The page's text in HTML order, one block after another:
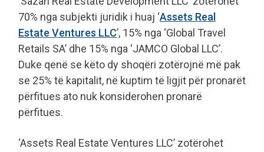
70% nga subjekti juridik i huaj ‘Assets Real
Estate Ventures LLC’, 15% nga ‘Global Travel
Retails SA’ dhe 15% nga ‘JAMCO Global LLC’.
Duke qenë se këto dy shoqëri zotërojnë më pak
se 25% të kapitalit, në kuptim të ligjit për pronarët
përfitues ato nuk konsiderohen pronarë
përfitues.
‘Assets Real Estate Ventures LLC’ zotërohet